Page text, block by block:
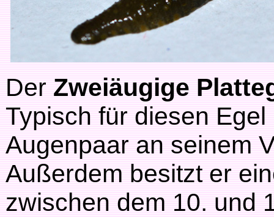
DerZweiäugige
Typisch für diesen
Augenpaar an seinem
Außerdem besitzt er
zwischen dem 10. und